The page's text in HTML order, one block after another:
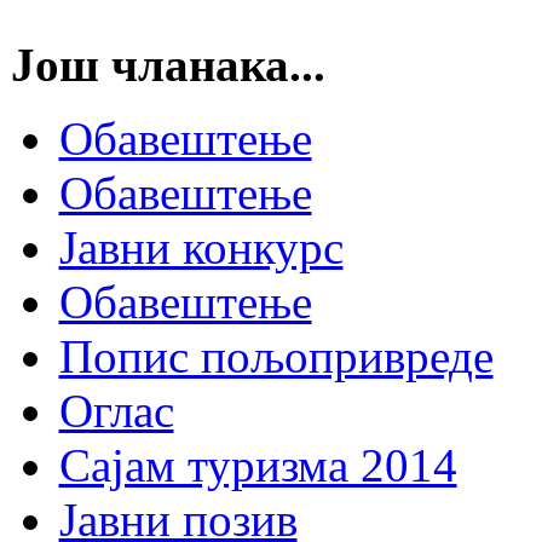
Још чланака...
Обавештење
Обавештење
Јавни конкурс
Обавештење
Попис пољопривреде
Оглас
Сајам туризма 2014
Јавни позив